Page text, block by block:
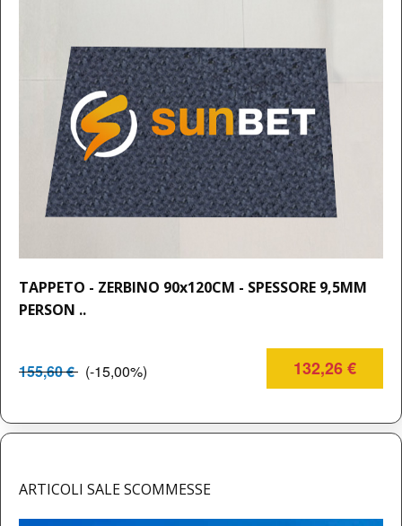
TAPPETO - ZERBINO 90x120CM - SPESSORE 9,5MM
PERSON ..
155,60 € (-15,00%) 132,26 €
ARTICOLI SALE SCOMMESSE